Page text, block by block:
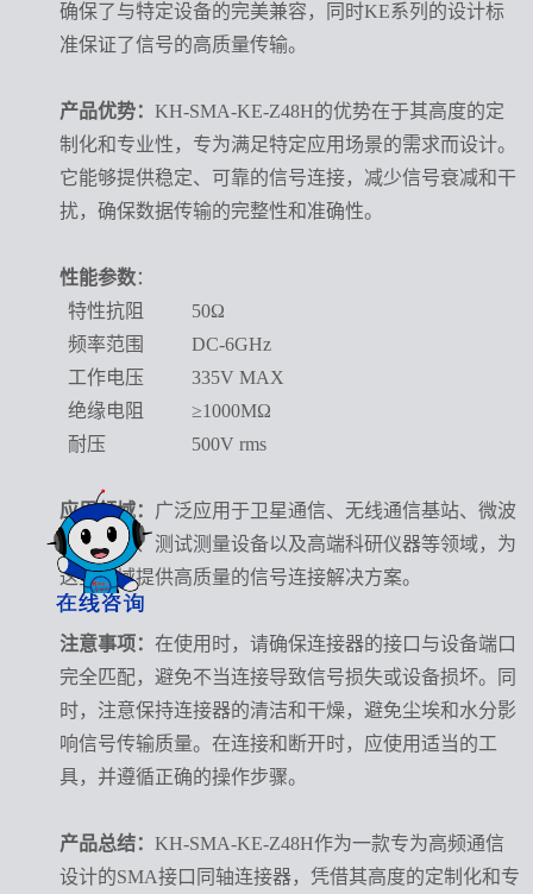
确保了与特定设备的完美兼容，同时KE系列的设计标
准保证了信号的高质量传输。
产品优势： KH-SMA-KE-Z48H的优势在于其高度的定
制化和专业性，专为满足特定应用场景的需求而设计。
它能够提供稳定、可靠的信号连接，减少信号衰减和干
扰，确保数据传输的完整性和准确性。
性能参数：
特性抗阻
50Ω
频率范围
DC-6GHz
工作电压
335V MAX
绝缘电阻
≥1000MΩ
耐压
500V rms
应用领域： 广泛应用于卫星通信、无线通信基站、微波
传输系统、测试测量设备以及高端科研仪器等领域，为
这些领域提供高质量的信号连接解决方案。
注意事项： 在使用时，请确保连接器的接口与设备端口
完全匹配，避免不当连接导致信号损失或设备损坏。同
时，注意保持连接器的清洁和干燥，避免尘埃和水分影
响信号传输质量。在连接和断开时，应使用适当的工
具，并遵循正确的操作步骤。
产品总结： KH-SMA-KE-Z48H作为一款专为高频通信
设计的SMA接口同轴连接器，凭借其高度的定制化和专